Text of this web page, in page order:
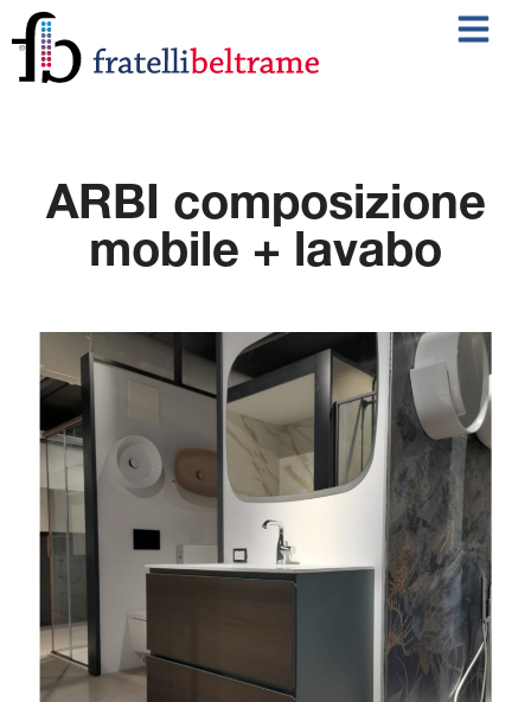
ARBI composizione
mobile + lavabo